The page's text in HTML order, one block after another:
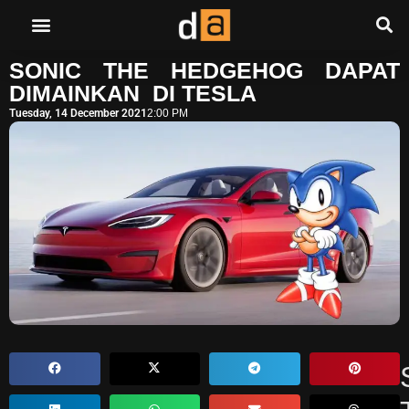
SONIC THE HEDGEHOG DAPAT
DIMAINKAN DI TESLA
Tuesday, 14 December 20212:00 PM